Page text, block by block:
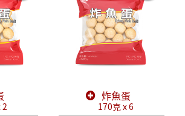
2
炸魚蛋
170克 x 6